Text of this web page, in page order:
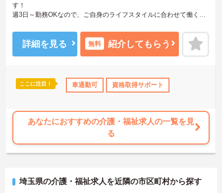
ボーナス・賞与あり 社会保険完備 交通費支給
す！
週3日～勤務OKなので、ご自身のライフスタイルに合わせて働くこ
マイカー通勤で通勤楽々快適！◎離れた地域にお住まいの方もスト
レス無く通勤していただけます！無料駐車場があるのもうれしいポ
詳細を見る 無料 紹介してもらう
ここに注目！ 車通勤可 資格取得サポート
あなたにおすすめの介護・福祉求人の一覧を見
る
埼玉県の介護・福祉求人を近隣の市区町村から探す